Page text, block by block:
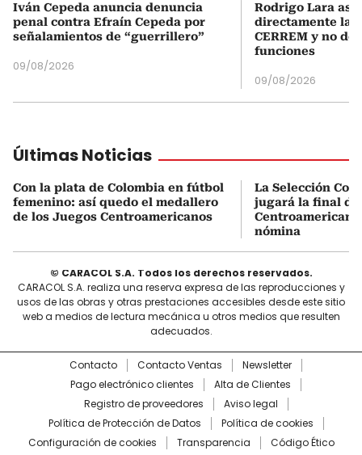
Iván Cepeda anuncia denuncia
penal contra Efraín Cepeda por
señalamientos de “guerrillero”
09/08/2026
Rodrigo Lara
directamente la
CERREM y no
funciones
09/08/2026
Últimas Noticias
Con la plata de Colombia en fútbol
femenino: así quedo el medallero
de los Juegos Centroamericanos
La Selección
jugará la final de
nómina
© CARACOL S.A. Todos los derechos reservados.
CARACOL S.A. realiza una reserva expresa de las reproducciones y
usos de las obras y otras prestaciones accesibles desde este sitio
web a medios de lectura mecánica u otros medios que resulten
adecuados.
Contacto Contacto Ventas
Newsletter
Pago electrónico clientes
Alta de Clientes
Registro de proveedores
Aviso legal
Política de Protección de Datos
Política de cookies
Configuración de cookies
Transparencia Código Ético